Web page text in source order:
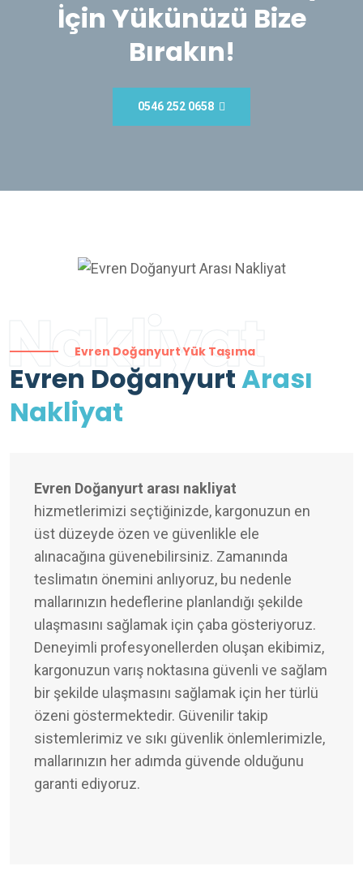
İçin Yükünüzü Bize
Bırakın!
0546 252 0658
Nakliyat
Evren Doğanyurt Yük Taşıma
Evren DoğanyurtArası
Nakliyat
Evren Doğanyurt arası nakliyat
hizmetlerimizi seçtiğinizde, kargonuzun en
üst düzeyde özen ve güvenlikle ele
alınacağına güvenebilirsiniz. Zamanında
teslimatın önemini anlıyoruz, bu nedenle
mallarınızın hedeflerine planlandığı şekilde
ulaşmasını sağlamak için çaba gösteriyoruz.
Deneyimli profesyonellerden oluşan ekibimiz,
kargonuzun varış noktasına güvenli ve sağlam
bir şekilde ulaşmasını sağlamak için her türlü
özeni göstermektedir. Güvenilir takip
sistemlerimiz ve sıkı güvenlik önlemlerimizle,
mallarınızın her adımda güvende olduğunu
garanti ediyoruz.